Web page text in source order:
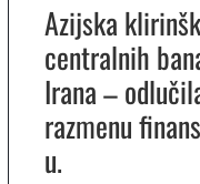
Azijska
centralnih
Irana –
razmenu
u.